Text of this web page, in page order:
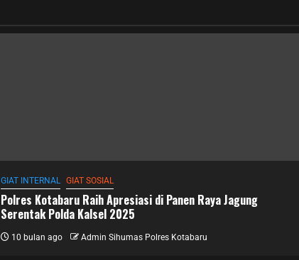
GIAT INTERNAL GIAT SOSIAL
Polres Kotabaru Raih Apresiasi di Panen Raya Jagung
Serentak Polda Kalsel 2025
10 bulan ago Admin Sihumas Polres Kotabaru